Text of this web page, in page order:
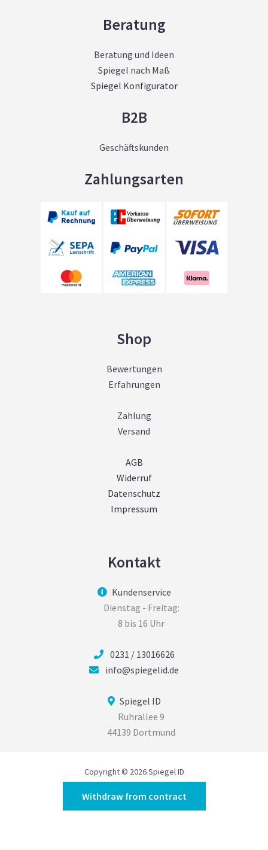
Beratung
Beratung und Ideen
Spiegel nach Maß
Spiegel Konfigurator
B2B
Geschäftskunden
Zahlungsarten
Shop
Bewertungen
Erfahrungen
Zahlung
Versand
AGB
Widerruf
Datenschutz
Impressum
Kontakt
Kundenservice
Dienstag - Freitag:
8 bis 16 Uhr
0231 / 13016626
info@spiegelid.de
Spiegel ID
Ruhrallee 9
44139 Dortmund
Copyright © 2026 Spiegel ID
Withdraw from contract